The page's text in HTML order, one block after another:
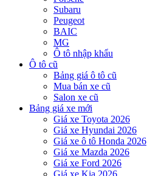
Subaru
Peugeot
BAIC
MG
Ô tô nhập khẩu
Ô tô cũ
Bảng giá ô tô cũ
Mua bán xe cũ
Salon xe cũ
Bảng giá xe mới
Giá xe Toyota 2026
Giá xe Hyundai 2026
Giá xe ô tô Honda 2026
Giá xe Mazda 2026
Giá xe Ford 2026
Giá xe Kia 2026